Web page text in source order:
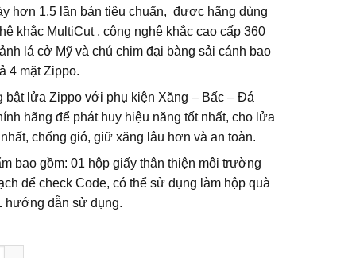
hơn 1.5 lần bản tiêu chuẩn, được hãng dùng
khắc MultiCut , công nghệ khắc cao cấp 360
lá cở Mỹ và chú chim đại bàng sải cánh bao
4 mặt Zippo.
bật lửa Zippo với phụ kiện Xăng – Bấc – Đá
hãng để phát huy hiệu năng tốt nhất, cho lửa
chống gió, giữ xăng lâu hơn và an toàn.
bao gồm: 01 hộp giấy thân thiện môi trường
để check Code, có thể sử dụng làm hộp quà
hướng dẫn sử dụng.